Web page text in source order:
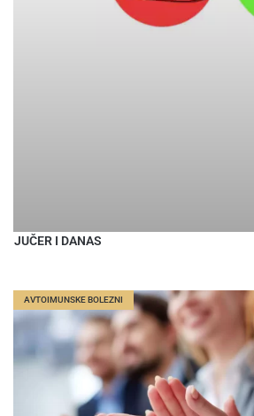
JUČER I DANAS
AVTOIMUNSKE BOLEZNI